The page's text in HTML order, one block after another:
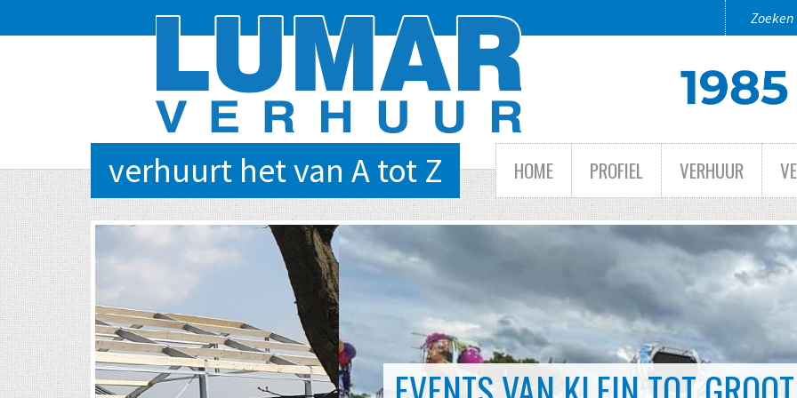
verhuurt het van A tot Z HOME PROFIEL VERHUUR